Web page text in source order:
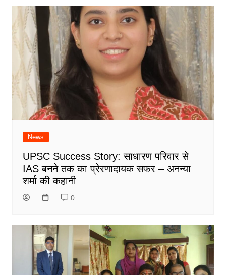
News
UPSC Success Story: साधारण परिवार से
IAS बनने तक का प्रेरणादायक सफर – अनन्या
शर्मा की कहानी
0